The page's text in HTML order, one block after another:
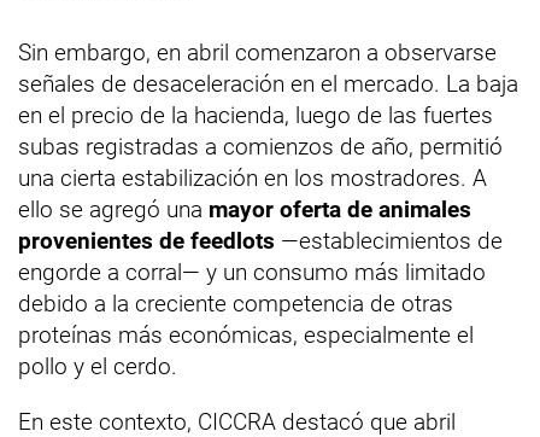
Sin embargo, en abril comenzaron a observarse
señales de desaceleración en el mercado. La baja
en el precio de la hacienda, luego de las fuertes
subas registradas a comienzos de año, permitió
una cierta estabilización en los mostradores. A
ello se agregó una mayor oferta de animales
provenientes de feedlots —establecimientos de
engorde a corral— y un consumo más limitado
debido a la creciente competencia de otras
proteínas más económicas, especialmente el
pollo y el cerdo.
En este contexto, CICCRA destacó que abril